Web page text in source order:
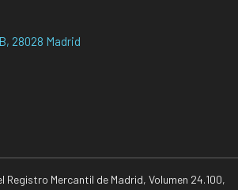
28028 Madrid
Registro Mercantil de Madrid, Volumen 24.100,